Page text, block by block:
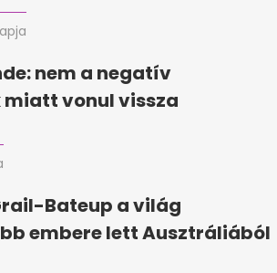
nem a negatív
vonul vissza
Bateup a világ
embere lett Ausztráliából